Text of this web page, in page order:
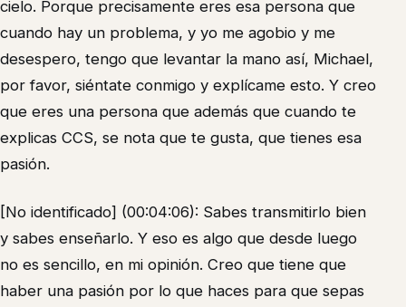
cielo. Porque precisamente eres esa persona que
cuando hay un problema, y yo me agobio y me
desespero, tengo que levantar la mano así, Michael,
por favor, siéntate conmigo y explícame esto. Y creo
que eres una persona que además que cuando te
explicas CCS, se nota que te gusta, que tienes esa
pasión.
[No identificado] (00:04:06): Sabes transmitirlo bien
y sabes enseñarlo. Y eso es algo que desde luego
no es sencillo, en mi opinión. Creo que tiene que
haber una pasión por lo que haces para que sepas